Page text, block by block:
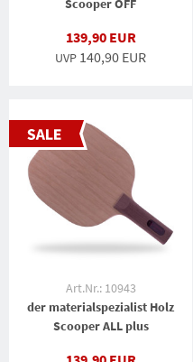
Scooper OFF
139,90 EUR
UVP 140,90 EUR
Art.Nr.: 10943
der materialspezialist Holz
Scooper ALL plus